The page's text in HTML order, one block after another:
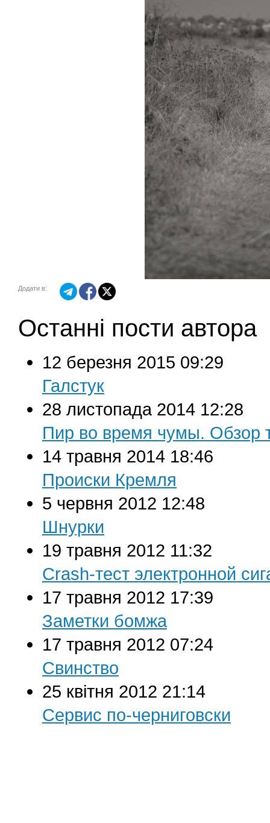
Додати в:
Останні пости автора
12 березня 2015 09:29
Галстук
28 листопада 2014 12:28
Пир во время чумы. Обзор
14 травня 2014 18:46
Происки Кремля
5 червня 2012 12:48
Шнурки
19 травня 2012 11:32
Crash-тест электронной
17 травня 2012 17:39
Заметки бомжа
17 травня 2012 07:24
Свинство
25 квітня 2012 21:14
Сервис по-черниговски